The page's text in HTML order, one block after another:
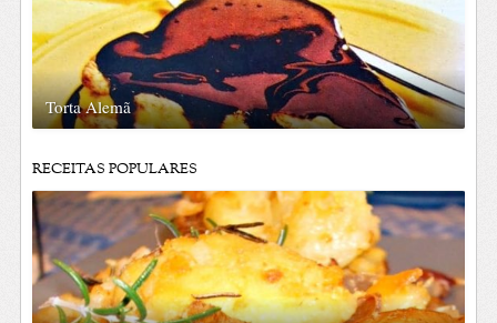
Torta Alemã
RECEITAS POPULARES